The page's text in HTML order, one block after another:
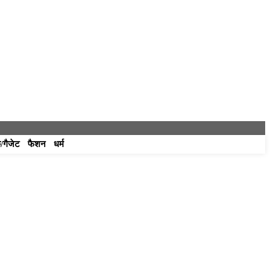
गैजेट फैशन धर्म